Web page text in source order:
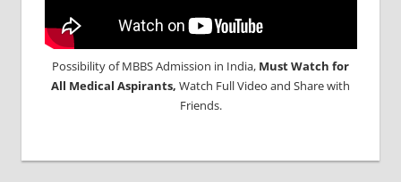
Possibility of MBBS Admission in India, Must Watch for
All Medical Aspirants, Watch Full Video and Share with
Friends.